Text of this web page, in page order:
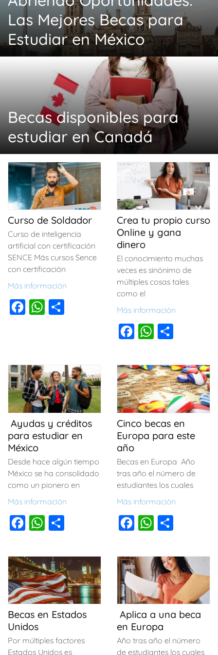
Las Mejores Becas para
Estudiar en México
Becas disponibles para
estudiar en Canadá
Curso de Soldador
Curso de inteligencia
artificial con certificación
SENCE Más cursos Sence
con certificación
Más información
F
b
o
o
k
W
A
p
p
ar
tir
Crea tu propio curso
Online y gana
dinero
El conocimiento muchas
veces es sinónimo de
múltiples cosas tales
como el
Más información
F
c
e
b
o
o
k
W
at
s
A
p
p
m
p
ar
tir
Ayudas y créditos
para estudiar en
México
Desde hace algún tiempo
México se ha consolidado
como un pionero en
Más información
F
c
e
b
o
o
k
W
at
s
A
p
p
m
p
ar
tir
Cinco becas en
Europa para este
año
Becas en Europa Año
tras año el número de
estudiantes los cuales
Más información
F
c
e
b
o
o
k
W
at
s
A
p
p
m
p
ar
tir
Becas en Estados
Unidos
Por múltiples factores
Estados Unidos es
Aplica a una beca
en Europa
Año tras año el número
de estudiantes los cuales